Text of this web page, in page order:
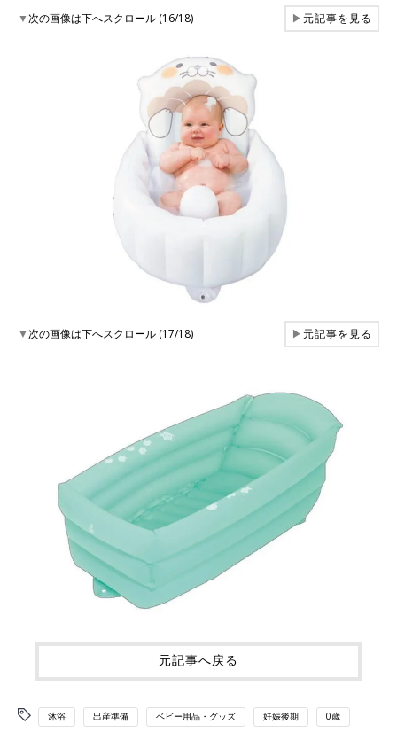
▼次の画像は下へスクロール (16/18) ▶元記事を見る
▼次の画像は下へスクロール (17/18) ▶元記事を見る
元記事へ戻る
沐浴 出産準備 ベビー用品・グッズ 妊娠後期 0歳